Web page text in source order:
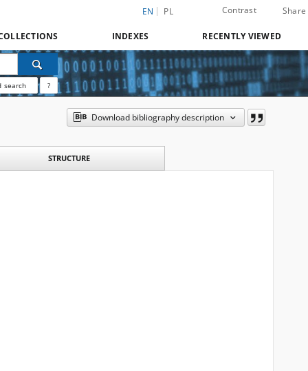
EN PL Contrast Share
INDEXES RECENTLY VIEWED
search ?
Download bibliography description
STRUCTURE